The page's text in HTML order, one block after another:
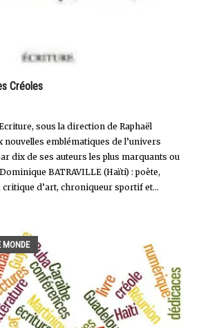
Créoles
sous la direction de Raphaël
emblématiques de l’univers
dix de ses auteurs les plus marquants ou
BATRAVILLE (Haïti) : poète,
d’art, chroniqueur sportif et...
MONDE